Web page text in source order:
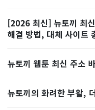
[2026 최신] 뉴토끼 최
해결 방법, 대체 사이트
뉴토끼 웹툰 최신 주소
뉴토끼의 화려한 부활,